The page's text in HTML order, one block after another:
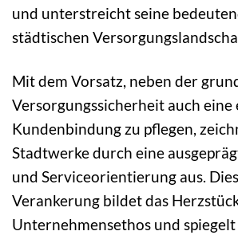
und unterstreicht seine
städtischen
Mit dem Vorsatz, neben der
Versorgungssicherheit auch eine
Kundenbindung zu pflegen,
Stadtwerke durch eine
und Serviceorientierung aus.
Verankerung bildet das
Unternehmensethos und